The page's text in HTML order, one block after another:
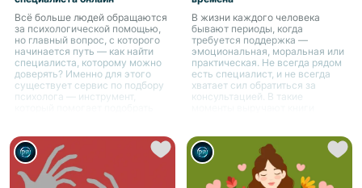
Всё больше людей обращаются
за психологической помощью,
но главный вопрос, с которого
начинается путь — как найти
специалиста, которому можно
доверять? Именно для этого
существует сервис по подбору
психолога — инструмент,
В жизни каждого человека
бывают периоды, когда
требуется поддержка —
эмоциональная, моральная или
практическая. Не всегда рядом
есть специалист, и не всегда
хватает сил обратиться за
консультацией. В такие